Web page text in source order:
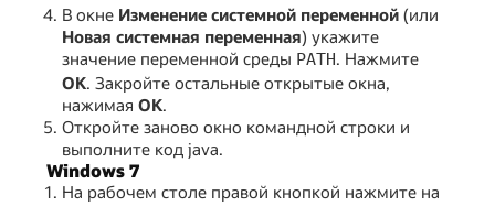
В окне Изменение системной переменной(или
Новая системная переменная) укажите
значение переменной среды PATH. Нажмите
ОК. Закройте остальные открытые окна,
нажимая ОК.
Откройте заново окно командной строки и
выполните код java.
Windows 7
На рабочем столе правой кнопкой нажмите на